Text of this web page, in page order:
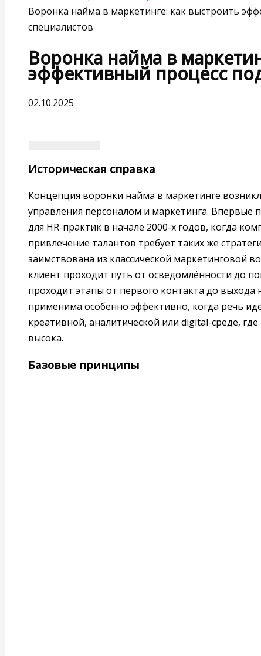
Воронка найма в маркетинге: как выстроить
специалистов
Воронка найма в
эффективный процесс
02.10.2025
Историческая справка
Концепция воронки найма в маркетинге
управления персоналом и маркетинга. Впервые
для HR-практик в начале 2000-х годов, когда
привлечение талантов требует таких же
заимствована из классической маркетинговой
клиент проходит путь от осведомлённости до
проходит этапы от первого контакта до выхода
применима особенно эффективно, когда речь
креативной, аналитической или digital-среде,
высока.
Базовые принципы